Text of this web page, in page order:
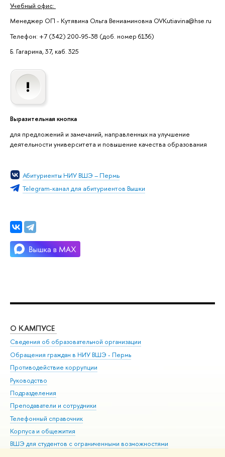
Учебный офис:
Менеджер ОП - Кутявина Ольга Вениаминовна OVKutiavina@hse.ru
Телефон: +7 (342) 200-95-38 (доб. номер 6136)
Б. Гагарина, 37, каб. 325
Выразительная кнопка
для предложений и замечаний, направленных на улучшение
деятельности университета и повышение качества образования
Абитуриенты НИУ ВШЭ – Пермь
Telegram-канал для абитуриентов Вышки
О КАМПУСЕ
Сведения об образовательной организации
Обращения граждан в НИУ ВШЭ - Пермь
Противодействие коррупции
Руководство
Подразделения
Преподаватели и сотрудники
Телефонный справочник
Корпуса и общежития
ВШЭ для студентов с ограниченными возможностями